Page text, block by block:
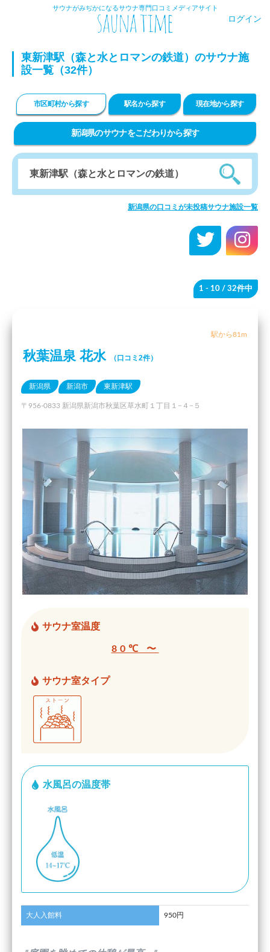
サウナがみぢかになるサウナ専門口コミメディアサイト
ログイン
東新津駅（森と水とロマンの鉄道）のサウナ施
設一覧（32件）
市区町村から探す 駅名から探す 現在地から探す
新潟県のサウナをこだわりから探す
新潟県の口コミが未投稿サウナ施設一覧
1 - 10 / 32件中
駅から81m
秋葉温泉 花水 （口コミ2件）
新潟県 新潟市 東新津駅
〒956-0833 新潟県新潟市秋葉区草水町１丁目１−４−５
サウナ室温度
80℃ 〜
サウナ室タイプ
水風呂の温度帯
大人入館料 950円